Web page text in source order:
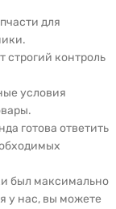
для
строгий контроль
условия
готова ответить
был максимально
у нас, вы можете